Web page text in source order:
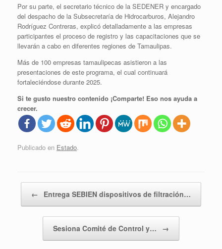
Por su parte, el secretario técnico de la SEDENER y encargado
del despacho de la Subsecretaría de Hidrocarburos, Alejandro
Rodríguez Contreras, explicó detalladamente a las empresas
participantes el proceso de registro y las capacitaciones que se
llevarán a cabo en diferentes regiones de Tamaulipas.
Más de 100 empresas tamaulipecas asistieron a las
presentaciones de este programa, el cual continuará
fortaleciéndose durante 2025.
Si te gusto nuestro contenido ¡Comparte! Eso nos ayuda a
crecer.
Publicado en Estado.
← Entrega SEBIEN dispositivos de filtración…
Sesiona Comité de Control y… →